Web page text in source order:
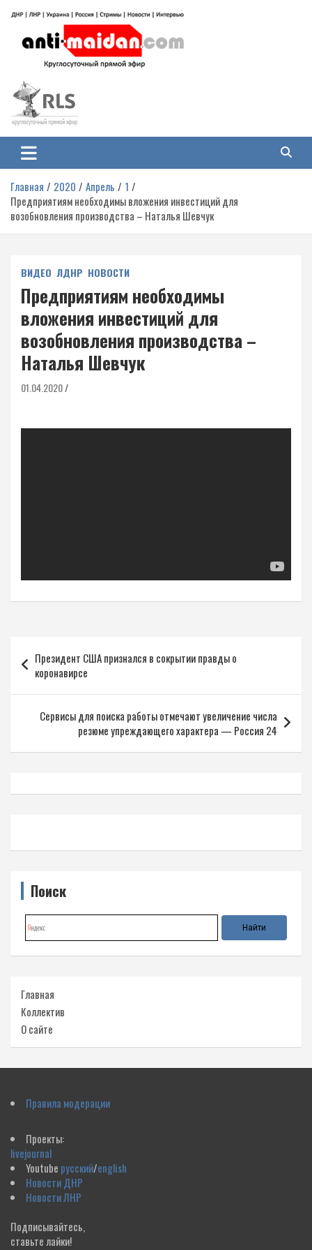
содержимому
Антимайдан: Гражданская война
на Украине
гражданской войне на Украине, включая события в Новороссии, ДНР,
ЛНР и других регионах.
Главная 2020 Апрель
1
Предприятиям необходимы вложения инвестиций для
возобновления производства – Наталья Шевчук
ВИДЕО ЛДНР НОВОСТИ
Предприятиям необходимы
вложения инвестиций для
возобновления производства –
Наталья Шевчук
01.04.2020
по
записям
Президент США признался в сокрытии правды о
коронавирсе
Сервисы для поиска работы отмечают увеличение числа
резюме упреждающего характера — Россия 24
Поиск
Главная
Коллектив
О сайте
Правила модерации
Проекты:
livejournal
Youtube русский/english
Новости ДНР
Новости ЛНР
Подписывайтесь,
ставьте лайки!